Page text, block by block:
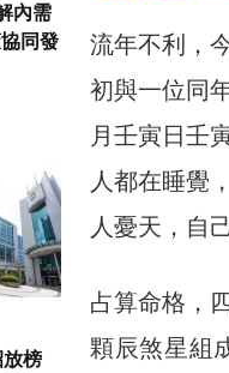
流年不利，
初與一位同
月壬寅日壬
人都在睡覺
人憂天，自
占算命格，
顆辰煞星組
內需
同發
放榜